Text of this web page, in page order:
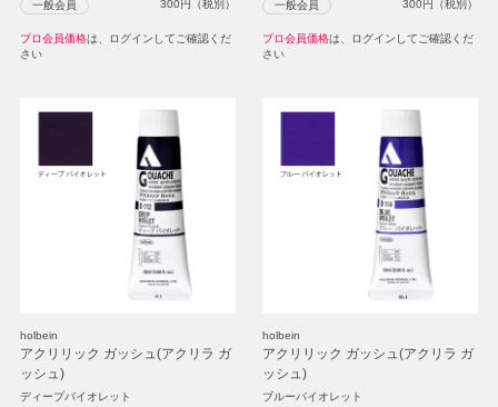
一般会員 300円（税別）
プロ会員価格は、ログインしてご確認くだ
さい
一般会員 300円（税別）
プロ会員価格は、ログインしてご確認くだ
さい
holbein
アクリリック ガッシュ(アクリラ ガ
ッシュ)
ディープバイオレット
holbein
アクリリック ガッシュ(アクリラ ガ
ッシュ)
ブルーバイオレット